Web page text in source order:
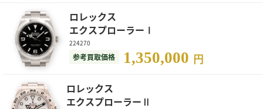
ロレックス
エクスプローラーⅠ
224270
参考買取価格 1,350,000 円
ロレックス
エクスプローラーⅡ